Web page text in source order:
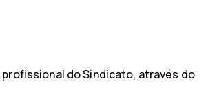
do Sindicato, através do